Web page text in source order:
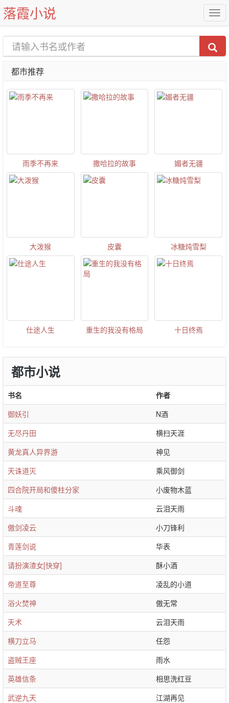
落霞小说
都市推荐
雨季不再来 撒哈拉的故事 媚者无疆
大泼猴 皮囊 冰糖炖雪梨
仕途人生 重生的我没有格局 十日终焉
都市小说
书名
作者
御妖引
N酒
无尽丹田
横扫天涯
黄龙真人异界游
神见
天诛道灭
乘风御剑
四合院开局和傻柱分家
小废物木蓝
斗魂
云泪天雨
傲剑凌云
小刀锋利
青莲剑说
华表
请扮演渣女[快穿]
酥小酒
帝道至尊
凌乱的小道
浴火焚神
傲无常
天术
云泪天雨
横刀立马
任怨
盗贼王座
雨水
英雄信条
相思洗红豆
武逆九天
江湖再见